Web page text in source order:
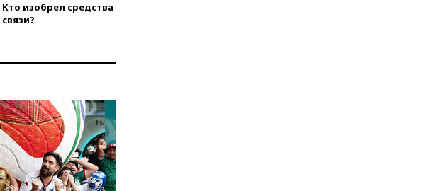
Движение по
мосту
Создатели
Верховный суд 10
рассмотрит иск о
с выборов
Четыре человека
при пожаре на
Кто изобрел средства
связи?